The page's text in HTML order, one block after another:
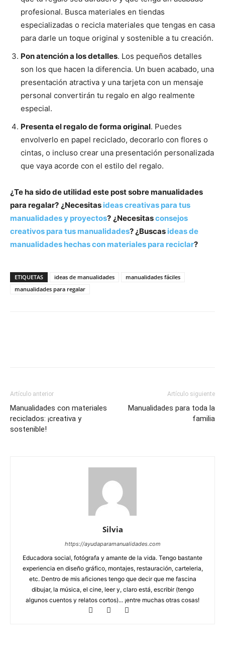
profesional. Busca materiales en tiendas
especializadas o recicla materiales que tengas en casa
para darle un toque original y sostenible a tu creación.
Pon atención a los detalles. Los pequeños detalles
son los que hacen la diferencia. Un buen acabado, una
presentación atractiva y una tarjeta con un mensaje
personal convertirán tu regalo en algo realmente
especial.
Presenta el regalo de forma original. Puedes
envolverlo en papel reciclado, decorarlo con flores o
cintas, o incluso crear una presentación personalizada
que vaya acorde con el estilo del regalo.
¿Te ha sido de utilidad este post sobre manualidades
para regalar? ¿Necesitas ideas creativas para tus
manualidades y proyectos? ¿Necesitasconsejos
creativos para tus manualidades? ¿Buscas ideas de
manualidades hechas con materiales para reciclar?
ETIQUETAS ideas de manualidades
manualidades fáciles
manualidades para regalar
Artículo anterior
Manualidades con materiales
reciclados: ¡creativa y
sostenible!
Artículo siguiente
Manualidades para toda la
familia
Silvia
https://ayudaparamanualidades.com
Educadora social, fotógrafa y amante de la vida. Tengo bastante
experiencia en diseño gráfico, montajes, restauración, carteleria,
etc. Dentro de mis aficiones tengo que decir que me fascina
dibujar, la música, el cine, leer y, claro está, escribir (tengo
algunos cuentos y relatos cortos)... ¡entre muchas otras cosas!